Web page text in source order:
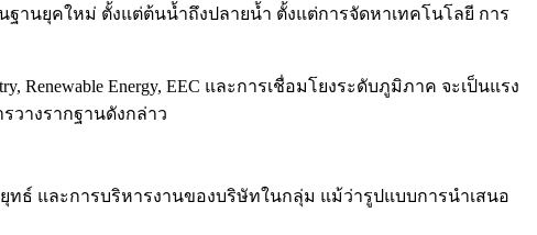
านยุคใหม่ ตั้งแต่ต้นน้ำถึงปลายน้ำ ตั้งแต่การจัดหาเทคโนโลยี การ
Renewable Energy, EEC และการเชื่อมโยงระดับภูมิภาค จะเป็นแรง
วางรากฐานดังกล่าว
ทธ์ และการบริหารงานของบริษัทในกลุ่ม แม้ว่ารูปแบบการนำเสนอ